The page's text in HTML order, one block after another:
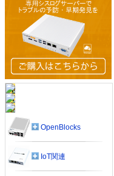
OpenBlocks
IoT関連